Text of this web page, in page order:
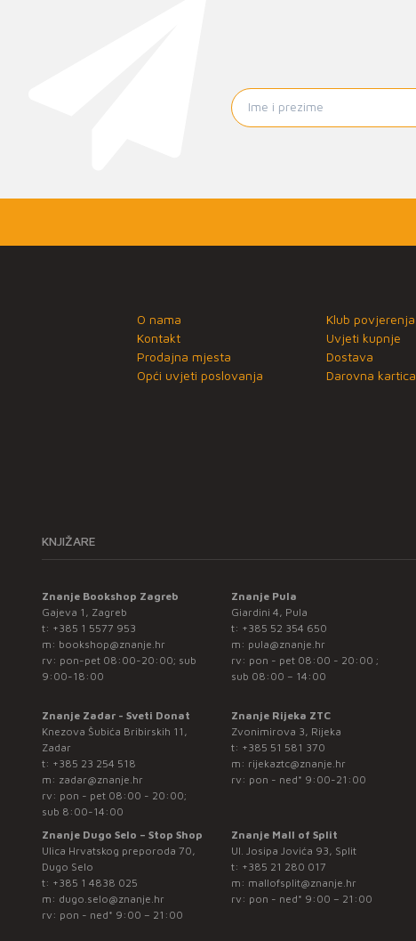
O nama
Kontakt
Prodajna mjesta
Opći uvjeti poslovanja
Klub povjerenja
Uvjeti kupnje
Dostava
Darovna kartica
KNJIŽARE
Znanje Bookshop Zagreb
Gajeva 1, Zagreb
t: +385 1 5577 953
m: bookshop@znanje.hr
rv: pon-pet 08:00-20:00; sub
9:00-18:00
Znanje Pula
Giardini 4, Pula
t: +385 52 354 650
m: pula@znanje.hr
rv: pon - pet 08:00 - 20:00 ;
sub 08:00 – 14:00
Znanje Zadar - Sveti Donat
Knezova Šubića Bribirskih 11,
Zadar
t: +385 23 254 518
m: zadar@znanje.hr
rv: pon - pet 08:00 - 20:00;
sub 8:00-14:00
Znanje Rijeka ZTC
Zvonimirova 3, Rijeka
t: +385 51 581 370
m: rijekaztc@znanje.hr
rv: pon - ned* 9:00-21:00
Znanje Dugo Selo – Stop Shop
Ulica Hrvatskog preporoda 70,
Dugo Selo
t: +385 1 4838 025
m: dugo.selo@znanje.hr
rv: pon - ned* 9:00 – 21:00
Znanje Mall of Split
Ul. Josipa Jovića 93, Split
t: +385 21 280 017
m: mallofsplit@znanje.hr
rv: pon - ned* 9:00 – 21:00